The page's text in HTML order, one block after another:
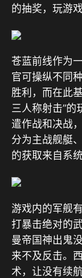
的抽奖，玩游
苍蓝前线作为
官可操纵不同
胜利，而在此
三人称射击”的
遣作战和决战
分为主战舰艇
的获取来自系
游戏内的军舰
打暴击绝对的
曼帝国神出鬼
来不及反击。
术，让没有续